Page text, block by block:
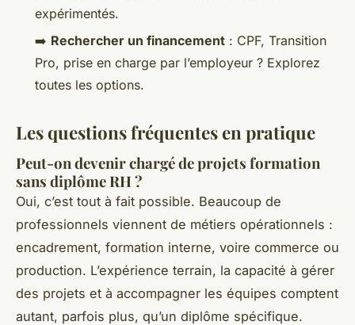
expérimentés.
➡️ Rechercher un financement : CPF, Transition
Pro, prise en charge par l’employeur ? Explorez
toutes les options.
Les questions fréquentes en pratique
Peut-on devenir chargé de projets formation
sans diplôme RH ?
Oui, c’est tout à fait possible. Beaucoup de
professionnels viennent de métiers opérationnels :
encadrement, formation interne, voire commerce ou
production. L’expérience terrain, la capacité à gérer
des projets et à accompagner les équipes comptent
autant, parfois plus, qu’un diplôme spécifique.